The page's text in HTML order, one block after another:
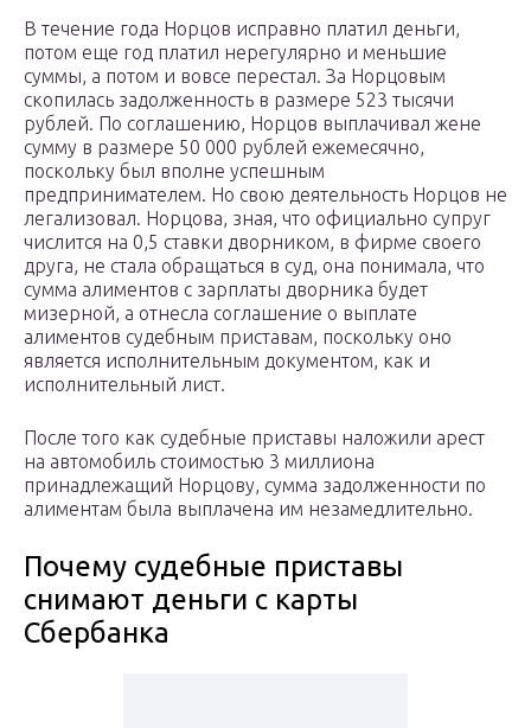
В течение года Норцов исправно платил деньги,
потом еще год платил нерегулярно и меньшие
суммы, а потом и вовсе перестал. За Норцовым
скопилась задолженность в размере 523 тысячи
рублей. По соглашению, Норцов выплачивал жене
сумму в размере 50 000 рублей ежемесячно,
поскольку был вполне успешным
предпринимателем. Но свою деятельность Норцов не
легализовал. Норцова, зная, что официально супруг
числится на 0,5 ставки дворником, в фирме своего
друга, не стала обращаться в суд, она понимала, что
сумма алиментов с зарплаты дворника будет
мизерной, а отнесла соглашение о выплате
алиментов судебным приставам, поскольку оно
является исполнительным документом, как и
исполнительный лист.
После того как судебные приставы наложили арест
на автомобиль стоимостью 3 миллиона
принадлежащий Норцову, сумма задолженности по
алиментам была выплачена им незамедлительно.
Почему судебные приставы
снимают деньги с карты
Сбербанка